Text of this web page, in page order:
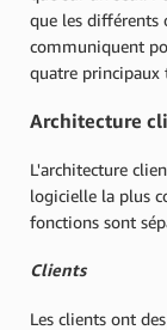
que les différents
communiquent
quatre principaux
Architecture
L'architecture
logicielle la plus
fonctions sont
Clients
Les clients ont